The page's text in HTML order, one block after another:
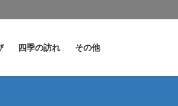
四季の訪れ その他